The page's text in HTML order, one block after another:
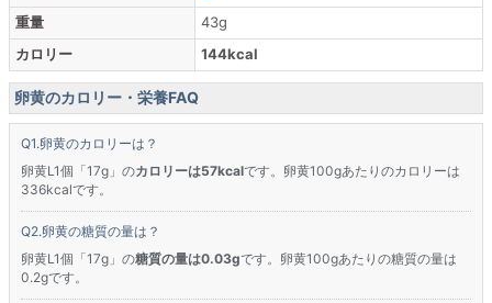
重量
43g
カロリー
144kcal
卵黄のカロリー・栄養FAQ
卵黄のカロリーは？
卵黄L1個「17g」のカロリーは57kcalです。卵黄100gあたりのカロリーは
336kcalです。
卵黄の糖質の量は？
卵黄L1個「17g」の糖質の量は0.03gです。卵黄100gあたりの糖質の量は
0.2gです。